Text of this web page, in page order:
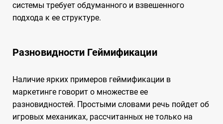
системы требует обдуманного и взвешенного
подхода к ее структуре.
Разновидности Геймификации
Наличие ярких примеров геймификации в
маркетинге говорит о множестве ее
разновидностей. Простыми словами речь пойдет об
игровых механиках, рассчитанных не только на